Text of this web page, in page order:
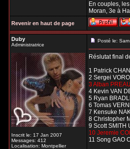
En couples,
Moran, 3e à
Revenir en haut de page
Duby
Administratrice
Inscrit le: 17 Jan 2007
Messages: 412
Localisation: Montpellier
Posté le:
Réslutat final
1 Patrick
2 Sergei
3 Alban
4 Kevin VAN
5 Ryan
6 Tomas
7 Kensuke
8 Christopher
9 Scott SMITH
10 Jeremie
11 Song GAO